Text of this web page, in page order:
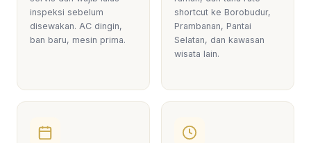
inspeksi sebelum
disewakan. AC dingin,
ban baru, mesin prima.
shortcut ke Borobudur,
Prambanan, Pantai
Selatan, dan kawasan
wisata lain.